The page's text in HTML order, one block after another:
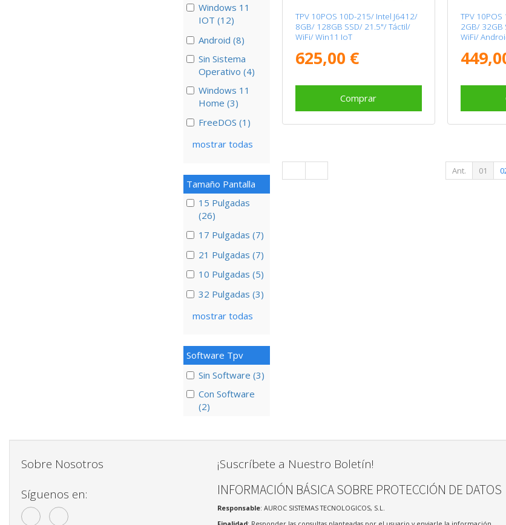
Windows 11
IOT (12)
Android (8)
Sin Sistema
Operativo (4)
Windows 11
Home (3)
FreeDOS (1)
mostrar todas
Tamaño Pantalla
15 Pulgadas
(26)
17 Pulgadas (7)
21 Pulgadas (7)
10 Pulgadas (5)
32 Pulgadas (3)
mostrar todas
Software Tpv
Sin Software (3)
Con Software
(2)
TPV 10POS 10D-215/ Intel J6412/
8GB/ 128GB SSD/ 21.5"/ Táctil/
WiFi/ Win11 IoT
625,00 €
Comprar
TPV
2GB/ 32GB
WiFi/
Ant. 01
Sobre Nosotros
Síguenos en:
¡Suscríbete a Nuestro Boletín!
INFORMACIÓN BÁSICA SOBRE PROTECCIÓN DE DATOS
Responsable: AUROC SISTEMAS TECNOLOGICOS, S.L.